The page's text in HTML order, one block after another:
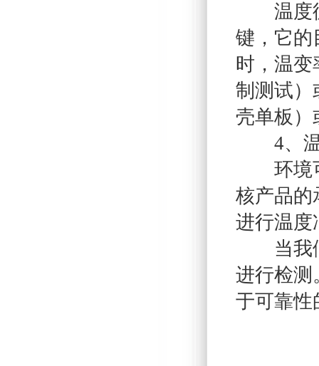
温度循
键，它的
时，温
制测试）
壳单板）
4、温
环境可
核产品的
进行温度
当我们
进行检测
于可靠性